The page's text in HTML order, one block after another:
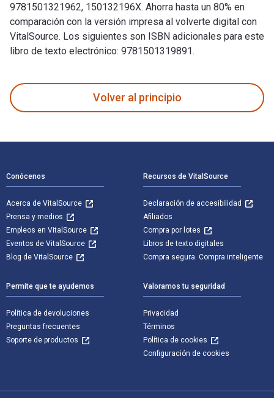
9781501321962, 150132196X. Ahorra hasta un 80% en
comparación con la versión impresa al volverte digital con
VitalSource. Los siguientes son ISBN adicionales para este
libro de texto electrónico: 9781501319891.
Volver al principio
Conócenos
Acerca de VitalSource
Prensa y medios
Empleos en VitalSource
Eventos de VitalSource
Blog de VitalSource
Recursos de VitalSource
Declaración de accesibilidad
Afiliados
Compra por lotes
Libros de texto digitales
Compra segura. Compra inteligente
Permite que te ayudemos
Política de devoluciones
Preguntas frecuentes
Soporte de productos
Valoramos tu seguridad
Privacidad
Términos
Política de cookies
Configuración de cookies